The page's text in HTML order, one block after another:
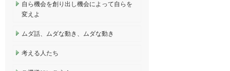
自ら機会を創り出し機会によって自らを
変えよ
ムダ話、ムダな動き、ムダな動き
考える人たち